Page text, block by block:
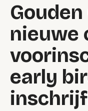
nieuwe
early